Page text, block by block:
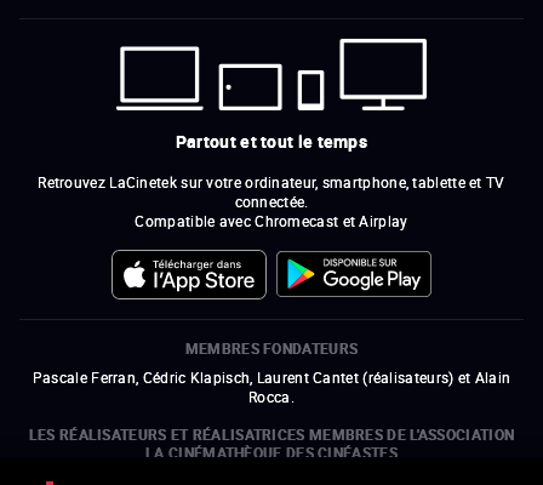
Partout et tout le temps
Retrouvez LaCinetek sur votre ordinateur, smartphone, tablette et TV
connectée.
Compatible avec Chromecast et Airplay
MEMBRES FONDATEURS
Pascale Ferran, Cédric Klapisch, Laurent Cantet (réalisateurs) et Alain
Rocca.
LES RÉALISATEURS ET RÉALISATRICES MEMBRES DE L'ASSOCIATION
LA CINÉMATHÈQUE DES CINÉASTES
Olivier Assayas, Bertrand Bonello, Michel Hazanavicius (représentant de